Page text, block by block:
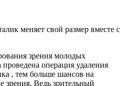
меняет свой размер вместе с
зрения молодых
операция удаления
, тем больше шансов на
зрения. Ведь зрительный